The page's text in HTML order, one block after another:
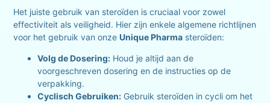
Het juiste gebruik van steroïden is cruciaal voor zowel
effectiviteit als veiligheid. Hier zijn enkele algemene richtlijnen
voor het gebruik van onze Unique Pharma steroïden:
Volg de Dosering: Houd je altijd aan de
voorgeschreven dosering en de instructies op de
verpakking.
Cyclisch Gebruiken: Gebruik steroïden in cycli om het